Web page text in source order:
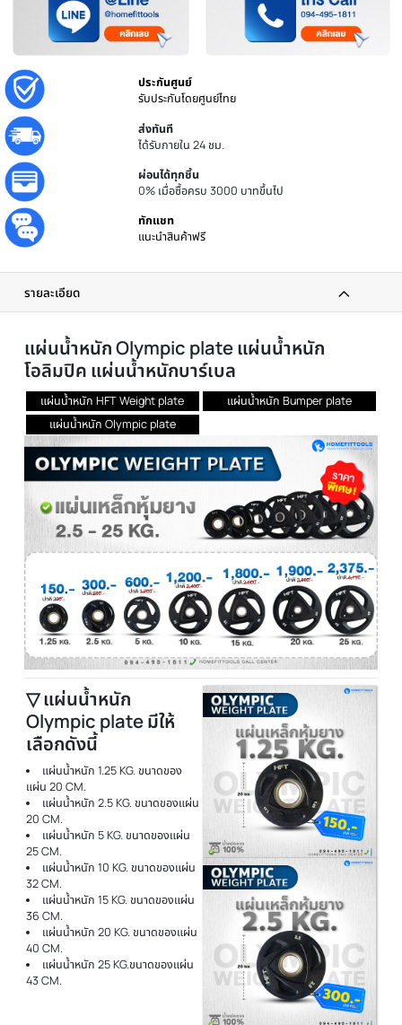
รับประกันโดยศูนย์ไทย
ผ่อนได้ทุกชิ้น
0% เมื่อซื้อครบ 3000 บาทขึ้นไป
ทักแชท
แนะนำสินค้าฟรี
รายละเอียด
แผ่นน้ำหนัก Olympic plate แผ่นน้ำหนัก
โอลิมปิค แผ่นน้ำหนักบาร์เบล
แผ่นน้ำหนัก HFT Weight plate
แผ่นน้ำหนัก Bumper plate
แผ่นน้ำหนัก Olympic plate
▽ แผ่นน้ำหนัก
Olympic plate มีให้
เลือกดังนี้